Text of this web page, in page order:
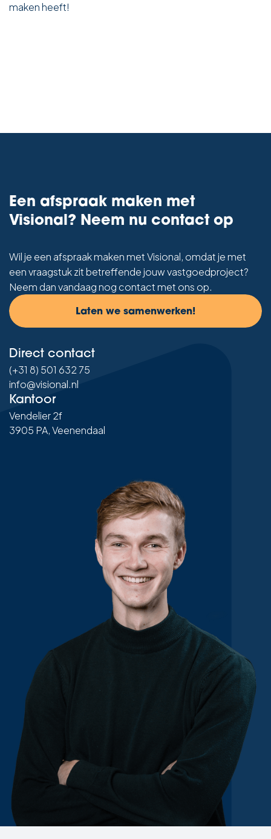
maken heeft!
Een afspraak maken met
Visional? Neem nu contact op
Wil je een afspraak maken met Visional, omdat je met
een vraagstuk zit betreffende jouw vastgoedproject?
Neem dan vandaag nog contact met ons op.
Laten we samenwerken!
Direct contact
(+31 8) 501 632 75
info@visional.nl
Kantoor
Vendelier 2f
3905 PA, Veenendaal